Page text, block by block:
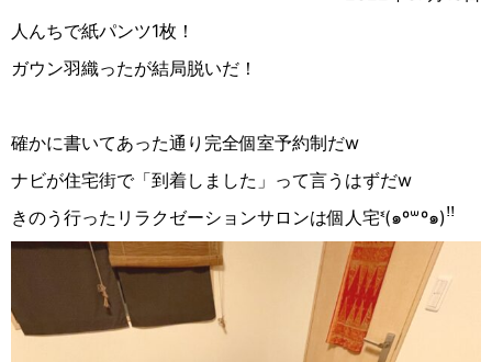
人んちで紙パンツ1枚！
ガウン羽織ったが結局脱いだ！
確かに書いてあった通り完全個室予約制だw
ナビが住宅街で「到着しました」って言うはずだw
きのう行ったリラクゼーションサロンは個人宅ᓫ(๑º꒳º๑)ꜝꜝ